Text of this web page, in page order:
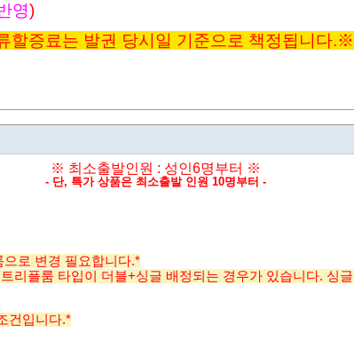
영)
할증료는 발권 당시일 기준으로 책정됩니다.※
※ 최소출발인원 : 성인6명부터 ※
- 단, 특가 상품은 최소출발 인원 10명부터 -
로 변경 필요합니다.*
리플룸 타입이 더블+싱글 배정되는 경우가 있습니다. 싱
건입니다.*